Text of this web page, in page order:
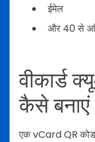
ईमेल
और 40 से
वीकार्ड
कैसे बनाएं
एक vCard QR कोड